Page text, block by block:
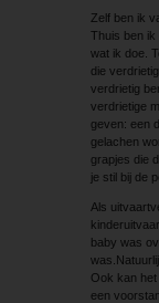
Zelf ben ik
Thuis ben ik
wat ik doe.
die
verdrietig
verdrietige
geven: een
gelachen
grapjes die
je stil bij de
Als
baby was
Ook kan
een